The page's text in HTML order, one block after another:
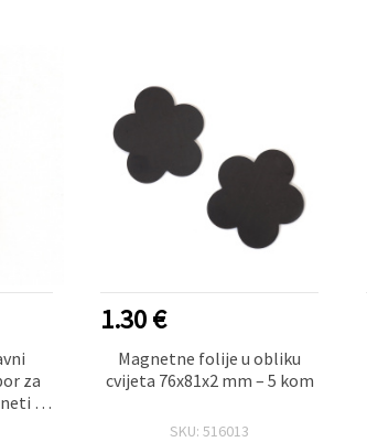
za
za
1.30 €
Magnetne folije u obliku
cvijeta 76x81x2 mm – 5 kom
SKU: 516013